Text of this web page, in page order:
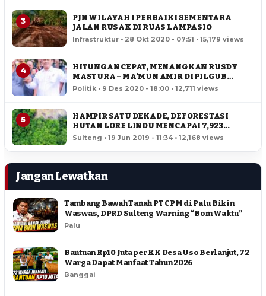
3
PJN WILAYAH I PERBAIKI SEMENTARA
JALAN RUSAK DI RUAS LAMPASIO
Infrastruktur • 28 Okt 2020 - 07:51 • 15,179 views
4
HITUNGAN CEPAT, MENANGKAN RUSDY
MASTURA – MA’MUN AMIR DI PILGUB
SULTENG
Politik • 9 Des 2020 - 18:00 • 12,711 views
5
HAMPIR SATU DEKADE, DEFORESTASI
HUTAN LORE LINDU MENCAPAI 7,923
HEKTAR
Sulteng • 19 Jun 2019 - 11:34 • 12,168 views
Jangan Lewatkan
Tambang Bawah Tanah PT CPM di Palu Bikin
Waswas, DPRD Sulteng Warning “Bom Waktu”
Palu
Bantuan Rp10 Juta per KK Desa Uso Berlanjut, 72
Warga Dapat Manfaat Tahun 2026
Banggai